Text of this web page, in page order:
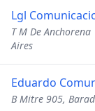
Lgl
T M De
Aires
Eduardo
B Mitre 905,